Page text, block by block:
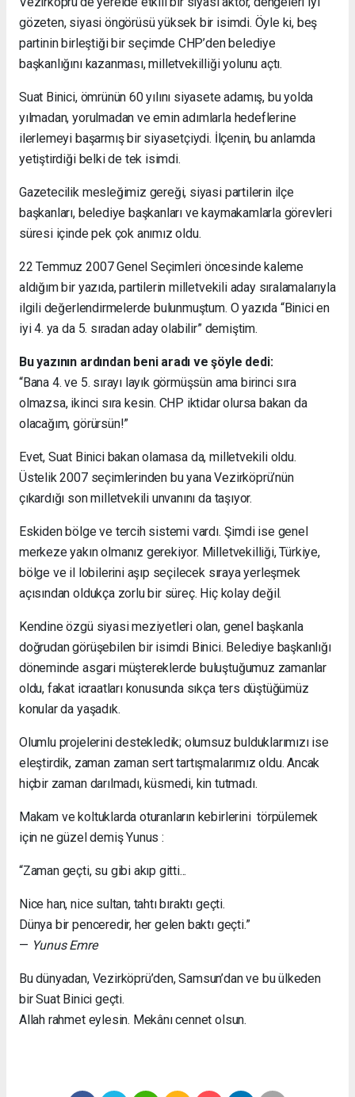
gözeten, siyasi öngörüsü yüksek bir isimdi. Öyle ki, beş
partinin birleştiği bir seçimde CHP’den belediye
başkanlığını kazanması, milletvekilliği yolunu açtı.
Suat Binici, ömrünün 60 yılını siyasete adamış, bu yolda
yılmadan, yorulmadan ve emin adımlarla hedeflerine
ilerlemeyi başarmış bir siyasetçiydi. İlçenin, bu anlamda
yetiştirdiği belki de tek isimdi.
Gazetecilik mesleğimiz gereği, siyasi partilerin ilçe
başkanları, belediye başkanları ve kaymakamlarla görevleri
süresi içinde pek çok anımız oldu.
22 Temmuz 2007 Genel Seçimleri öncesinde kaleme
aldığım bir yazıda, partilerin milletvekili aday sıralamalarıyla
ilgili değerlendirmelerde bulunmuştum. O yazıda “Binici en
iyi 4. ya da 5. sıradan aday olabilir” demiştim.
Bu yazının ardından beni aradı ve şöyle dedi:
“Bana 4. ve 5. sırayı layık görmüşsün ama birinci sıra
olmazsa, ikinci sıra kesin. CHP iktidar olursa bakan da
olacağım, görürsün!”
Evet, Suat Binici bakan olamasa da, milletvekili oldu.
Üstelik 2007 seçimlerinden bu yana Vezirköprü’nün
çıkardığı son milletvekili unvanını da taşıyor.
Eskiden bölge ve tercih sistemi vardı. Şimdi ise genel
merkeze yakın olmanız gerekiyor. Milletvekilliği, Türkiye,
bölge ve il lobilerini aşıp seçilecek sıraya yerleşmek
açısından oldukça zorlu bir süreç. Hiç kolay değil.
Kendine özgü siyasi meziyetleri olan, genel başkanla
doğrudan görüşebilen bir isimdi Binici. Belediye başkanlığı
döneminde asgari müştereklerde buluştuğumuz zamanlar
oldu, fakat icraatları konusunda sıkça ters düştüğümüz
konular da yaşadık.
Olumlu projelerini destekledik; olumsuz bulduklarımızı ise
eleştirdik, zaman zaman sert tartışmalarımız oldu. Ancak
hiçbir zaman darılmadı, küsmedi, kin tutmadı.
Makam ve koltuklarda oturanların kebirlerini törpülemek
için ne güzel demiş Yunus :
“Zaman geçti, su gibi akıp gitti...
Nice han, nice sultan, tahtı bıraktı geçti.
Dünya bir penceredir, her gelen baktı geçti.”
— Yunus Emre
Bu dünyadan, Vezirköprü’den, Samsun’dan ve bu ülkeden
bir Suat Binici geçti.
Allah rahmet eylesin. Mekânı cennet olsun.